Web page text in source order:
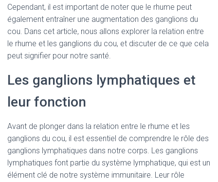
Cependant, il est important de noter que le rhume peut
également entraîner une augmentation des ganglions du
cou. Dans cet article, nous allons explorer la relation entre
le rhume et les ganglions du cou, et discuter de ce que cela
peut signifier pour notre santé.
Les ganglions lymphatiques et
leur fonction
Avant de plonger dans la relation entre le rhume et les
ganglions du cou, il est essentiel de comprendre le rôle des
ganglions lymphatiques dans notre corps. Les ganglions
lymphatiques font partie du système lymphatique, qui est un
élément clé de notre système immunitaire. Leur rôle